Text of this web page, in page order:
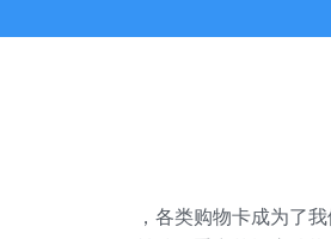
，各类购物卡成为了